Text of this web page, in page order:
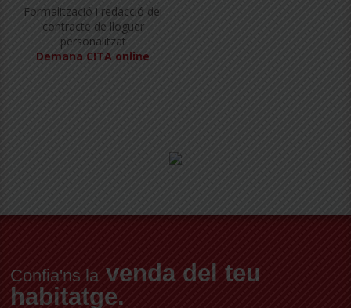
Formalització i redacció del
contracte de lloguer
personalitzat
Demana CITA online
Confia'ns la venda del teu
habitatge.